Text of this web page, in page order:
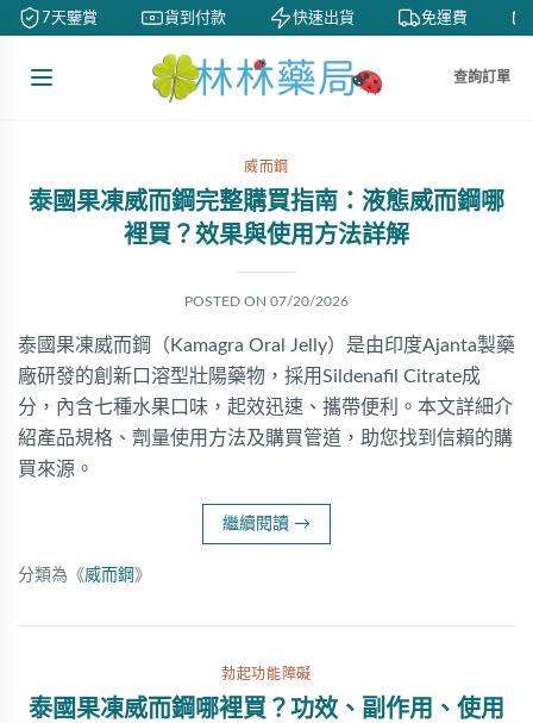
7天鑒賞 貨到付款 快速出貨 免運費
查詢訂單
威而鋼
泰國果凍威而鋼完整購買指南：液態威而鋼哪
裡買？效果與使用方法詳解
POSTED ON 07/20/2026
泰國果凍威而鋼（Kamagra Oral Jelly）是由印度Ajanta製藥
廠研發的創新口溶型壯陽藥物，採用Sildenafil Citrate成
分，內含七種水果口味，起效迅速、攜帶便利。本文詳細介
紹產品規格、劑量使用方法及購買管道，助您找到信賴的購
買來源。
繼續閱讀 →
分類為《威而鋼 》
勃起功能障礙
泰國果凍威而鋼哪裡買？功效、副作用、使用